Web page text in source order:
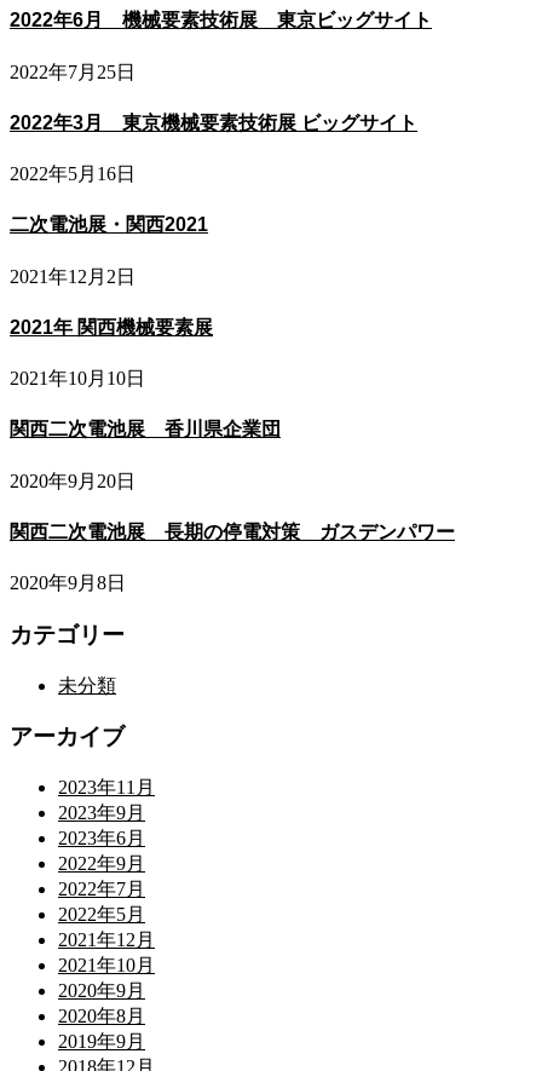
2022年6月 機械要素技術展 東京ビッグサイト
2022年7月25日
2022年3月 東京機械要素技術展 ビッグサイト
2022年5月16日
二次電池展・関西2021
2021年12月2日
2021年 関西機械要素展
2021年10月10日
関西二次電池展 香川県企業団
2020年9月20日
関西二次電池展 長期の停電対策 ガスデンパワー
2020年9月8日
カテゴリー
未分類
アーカイブ
2023年11月
2023年9月
2023年6月
2022年9月
2022年7月
2022年5月
2021年12月
2021年10月
2020年9月
2020年8月
2019年9月
2018年12月